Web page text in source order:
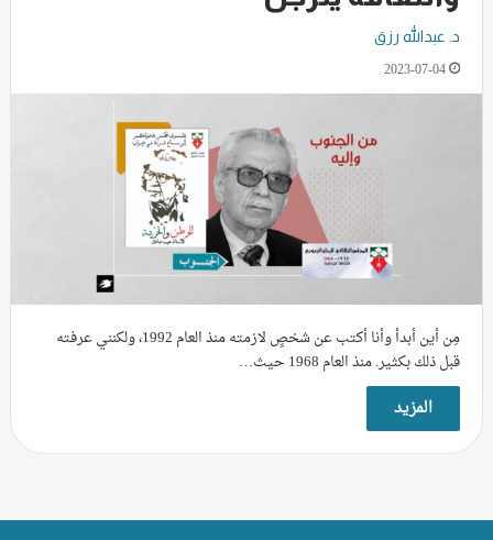
د. عبدالله رزق
2023-07-04
مِن أين أبدأ وأنا أكتب عن شخصٍ لازمته منذ العام 1992، ولكنني عرفته
قبل ذلك بكثير. منذ العام 1968 حيث…
المزيد